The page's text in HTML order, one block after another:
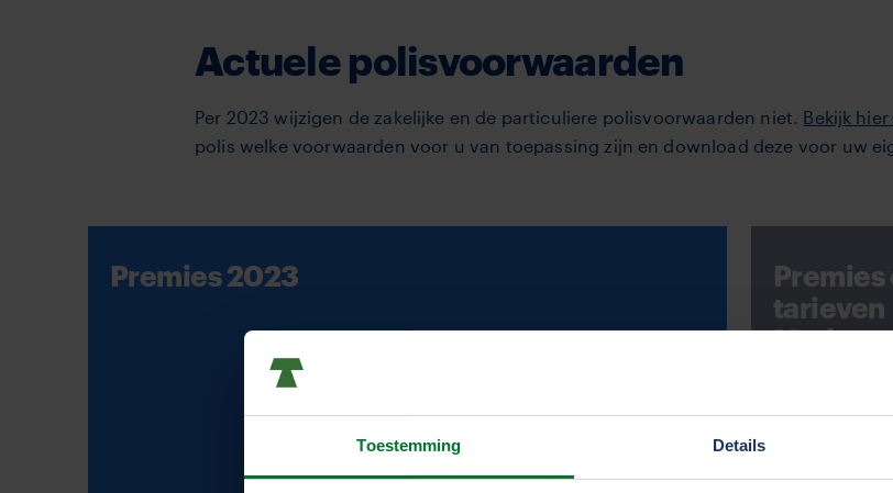
Toestemming Details
Actuele polisvoorwaarden
Per 2023 wijzigen de zakelijke en de particuliere polisvoorwaarden niet. Bekijk
polis welke voorwaarden voor u van toepassing zijn en download deze voor uw
Premies 2023
Premies
tarieven